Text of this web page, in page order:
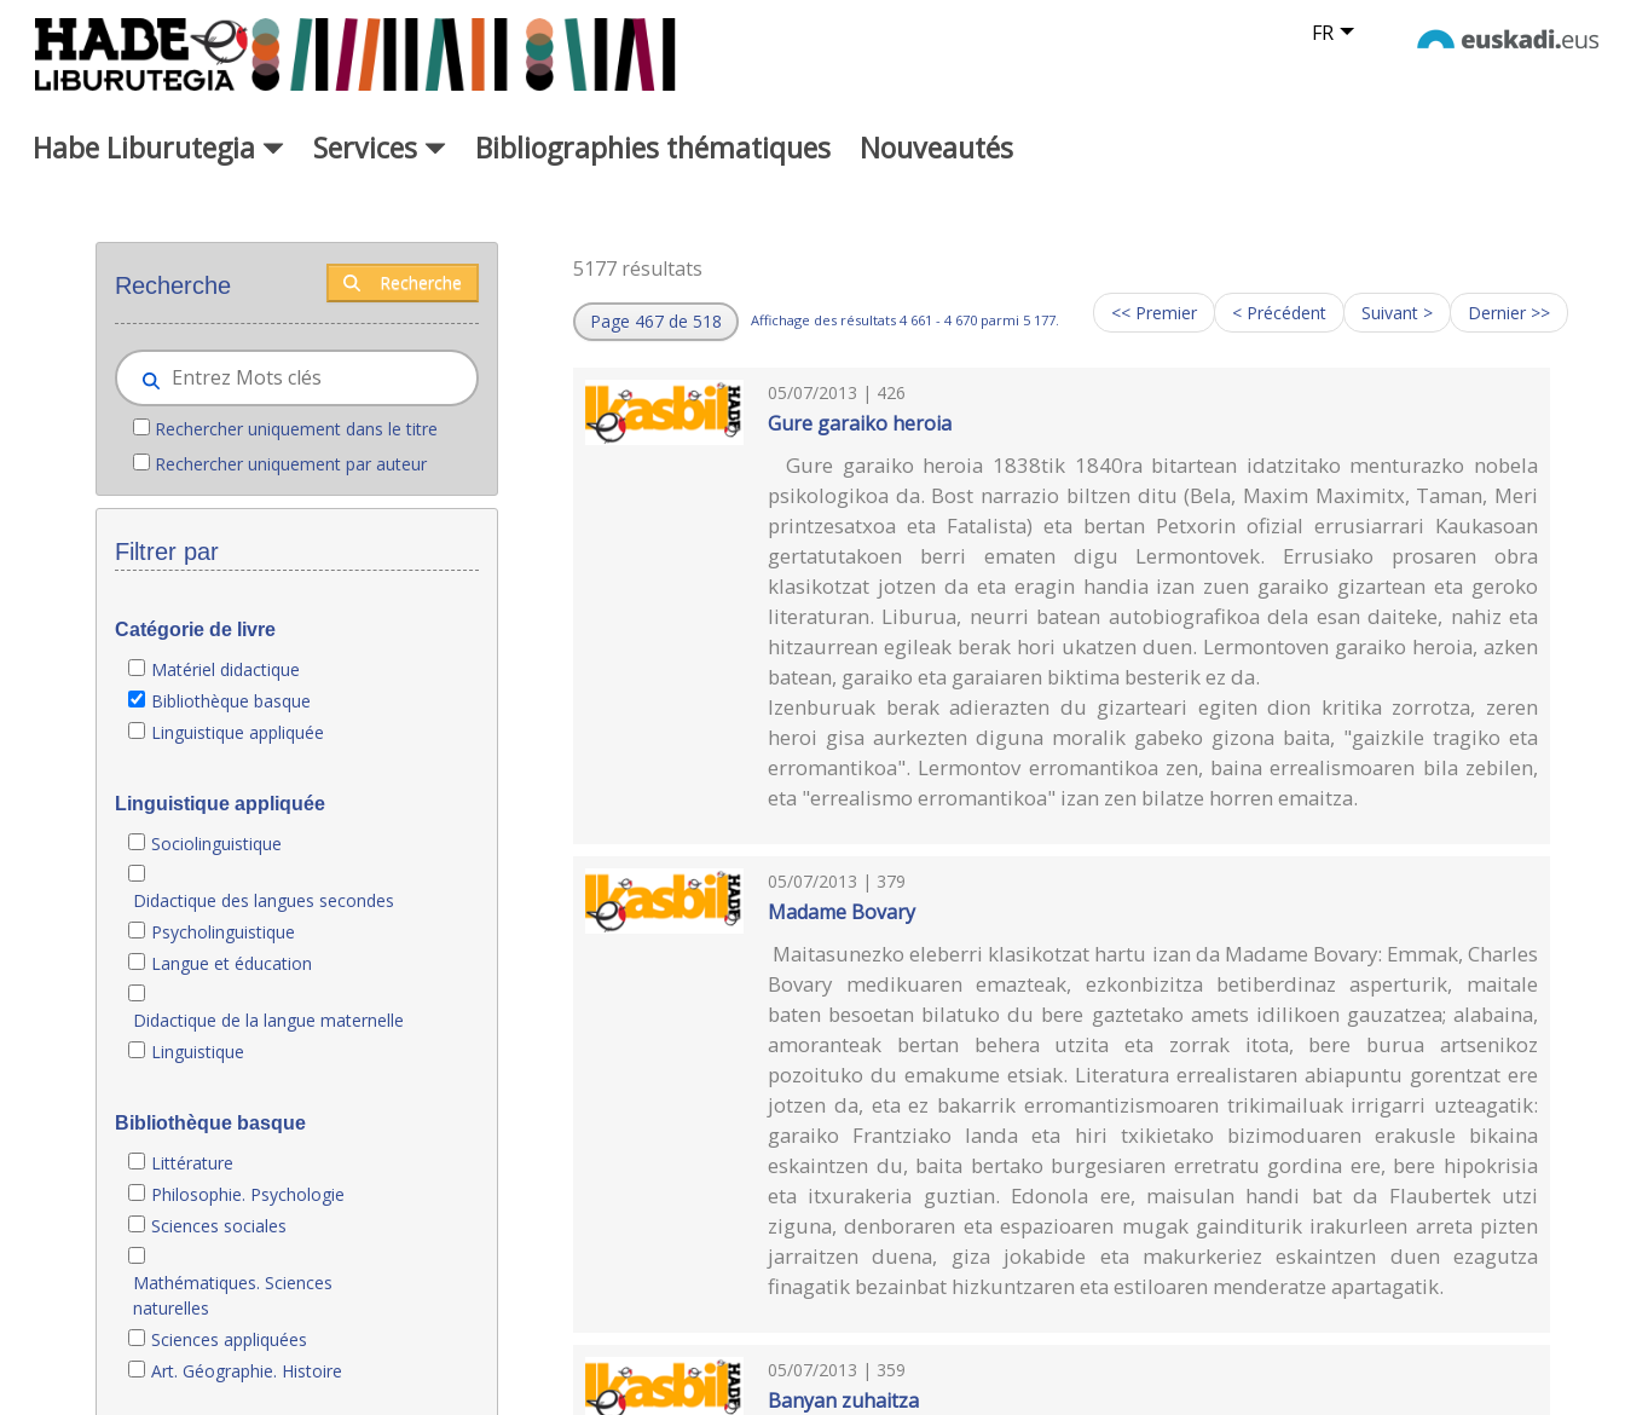
Saut au contenu principal FR
Habe Liburutegia Services Bibliographies thématiques Nouveautés
Recherche Recherche
Rechercher uniquement dans le titre
Rechercher uniquement par auteur
Filtrer par
Catégorie de livre
Matériel didactique
Bibliothèque basque
Linguistique appliquée
Linguistique appliquée
Sociolinguistique
Didactique des langues secondes
Psycholinguistique
Langue et éducation
Didactique de la langue maternelle
Linguistique
Bibliothèque basque
Littérature
Philosophie. Psychologie
Sciences sociales
Mathématiques. Sciences
naturelles
Sciences appliquées
Art. Géographie. Histoire
5177 résultats
Page 467 de 518 Affichage des résultats 4 661 - 4 670 parmi 5 177. << Premier < Précédent Suivant > Dernier >>
05/07/2013 | 426
Gure garaiko heroia
Gure garaiko heroia 1838tik 1840ra bitartean idatzitako menturazko nobela
psikologikoa da. Bost narrazio biltzen ditu (Bela, Maxim Maximitx, Taman, Meri
printzesatxoa eta Fatalista) eta bertan Petxorin ofizial errusiarrari Kaukasoan
gertatutakoen berri ematen digu Lermontovek. Errusiako prosaren obra
klasikotzat jotzen da eta eragin handia izan zuen garaiko gizartean eta geroko
literaturan. Liburua, neurri batean autobiografikoa dela esan daiteke, nahiz eta
hitzaurrean egileak berak hori ukatzen duen. Lermontoven garaiko heroia, azken
batean, garaiko eta garaiaren biktima besterik ez da.
Izenburuak berak adierazten du gizarteari egiten dion kritika zorrotza, zeren
heroi gisa aurkezten diguna moralik gabeko gizona baita, "gaizkile tragiko eta
erromantikoa". Lermontov erromantikoa zen, baina errealismoaren bila zebilen,
eta "errealismo erromantikoa" izan zen bilatze horren emaitza.
05/07/2013 | 379
Madame Bovary
Maitasunezko eleberri klasikotzat hartu izan da Madame Bovary: Emmak, Charles
Bovary medikuaren emazteak, ezkonbizitza betiberdinaz asperturik, maitale
baten besoetan bilatuko du bere gaztetako amets idilikoen gauzatzea; alabaina,
amoranteak bertan behera utzita eta zorrak itota, bere burua artsenikoz
pozoituko du emakume etsiak. Literatura errealistaren abiapuntu gorentzat ere
jotzen da, eta ez bakarrik erromantizismoaren trikimailuak irrigarri uzteagatik:
garaiko Frantziako landa eta hiri txikietako bizimoduaren erakusle bikaina
eskaintzen du, baita bertako burgesiaren erretratu gordina ere, bere hipokrisia
eta itxurakeria guztian. Edonola ere, maisulan handi bat da Flaubertek utzi
ziguna, denboraren eta espazioaren mugak gainditurik irakurleen arreta pizten
jarraitzen duena, giza jokabide eta makurkeriez eskaintzen duen ezagutza
finagatik bezainbat hizkuntzaren eta estiloaren menderatze apartagatik.
05/07/2013 | 359
Banyan zuhaitza